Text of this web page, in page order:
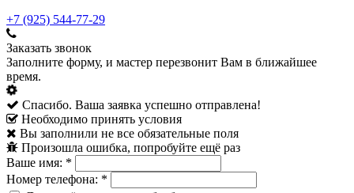
+7 (925) 544-77-29
Заказать звонок
Заполните форму, и мастер перезвонит Вам в ближайшее
время.
Спасибо. Ваша заявка успешно отправлена!
Необходимо принять условия
Вы заполнили не все обязательные поля
Произошла ошибка, попробуйте ещё раз
Ваше имя: *
Номер телефона: *